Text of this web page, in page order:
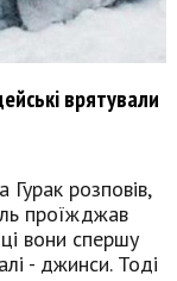
врятували
розповів,
проїжджав
вони спершу
- джинси. Тоді